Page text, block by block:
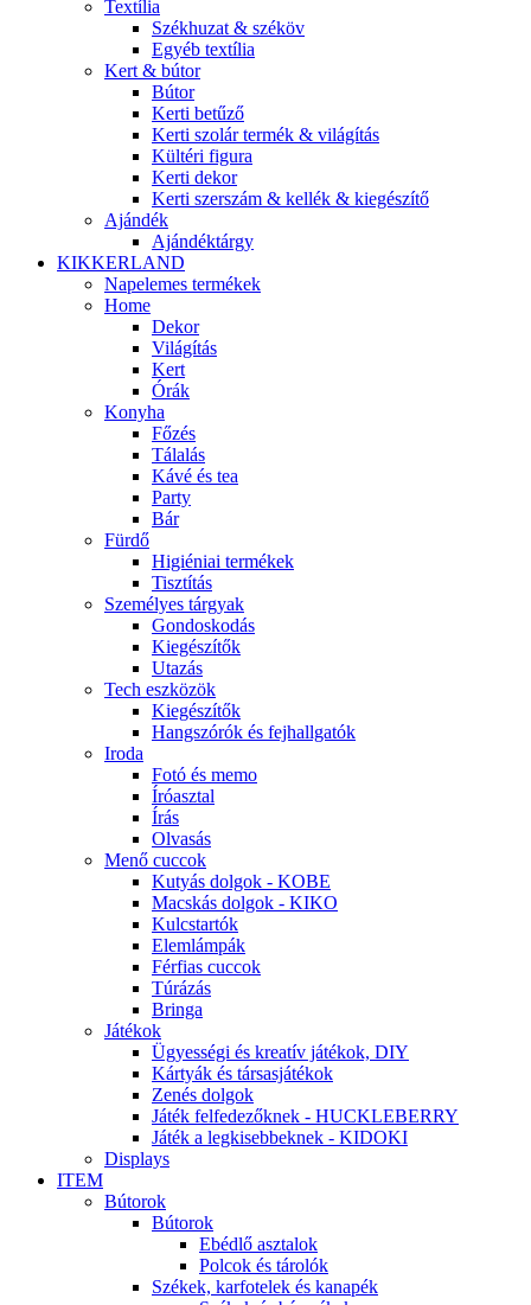
Textília
Székhuzat & széköv
Egyéb textília
Kert & bútor
Bútor
Kerti betűző
Kerti szolár termék & világítás
Kültéri figura
Kerti dekor
Kerti szerszám & kellék & kiegészítő
Ajándék
Ajándéktárgy
KIKKERLAND
Napelemes termékek
Home
Dekor
Világítás
Kert
Órák
Konyha
Főzés
Tálalás
Kávé és tea
Party
Bár
Fürdő
Higiéniai termékek
Tisztítás
Személyes tárgyak
Gondoskodás
Kiegészítők
Utazás
Tech eszközök
Kiegészítők
Hangszórók és fejhallgatók
Iroda
Fotó és memo
Íróasztal
Írás
Olvasás
Menő cuccok
Kutyás dolgok - KOBE
Macskás dolgok - KIKO
Kulcstartók
Elemlámpák
Férfias cuccok
Túrázás
Bringa
Játékok
Ügyességi és kreatív játékok, DIY
Kártyák és társasjátékok
Zenés dolgok
Játék felfedezőknek - HUCKLEBERRY
Játék a legkisebbeknek - KIDOKI
Displays
ITEM
Bútorok
Bútorok
Ebédlő asztalok
Polcok és tárolók
Székek, karfotelek és kanapék